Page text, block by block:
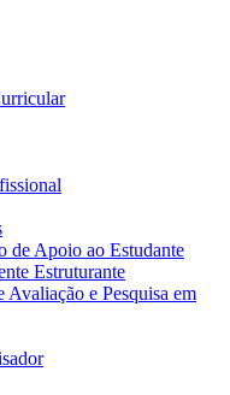
Apoio ao Estudante
Estruturante
e Pesquisa em